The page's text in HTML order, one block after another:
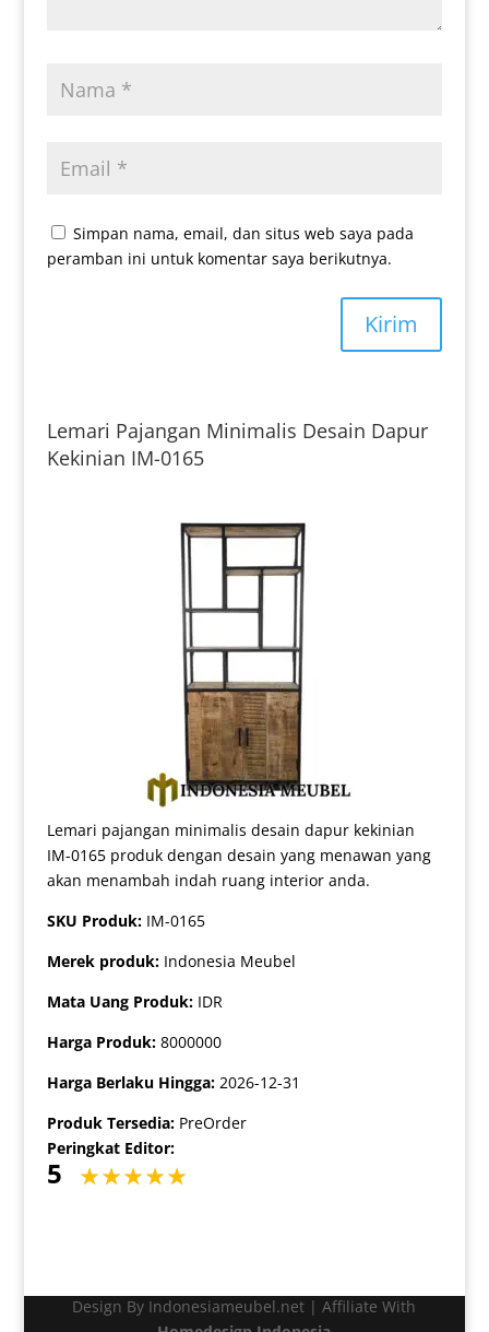
Simpan nama, email, dan situs web saya pada
peramban ini untuk komentar saya berikutnya.
Kirim
Lemari Pajangan Minimalis Desain Dapur
Kekinian IM-0165
Lemari pajangan minimalis desain dapur kekinian
IM-0165 produk dengan desain yang menawan yang
akan menambah indah ruang interior anda.
SKU Produk: IM-0165
Merek produk: Indonesia Meubel
Mata Uang Produk: IDR
Harga Produk: 8000000
Harga Berlaku Hingga: 2026-12-31
Produk Tersedia: PreOrder
Peringkat Editor:
5
Design By Indonesiameubel.net | Affiliate With